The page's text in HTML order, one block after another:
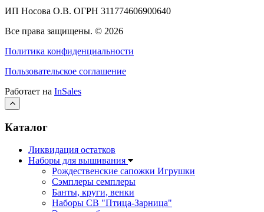
ИП Носова О.В. ОГРН 311774606900640
Все права защищены. © 2026
Политика конфиденциальности
Пользовательское соглашение
Работает на InSales
Каталог
Ликвидация остатков
Наборы для вышивания
Рождественские сапожки Игрушки
Сэмплеры семплеры
Банты, круги, венки
Наборы СВ "Птица-Зарница"